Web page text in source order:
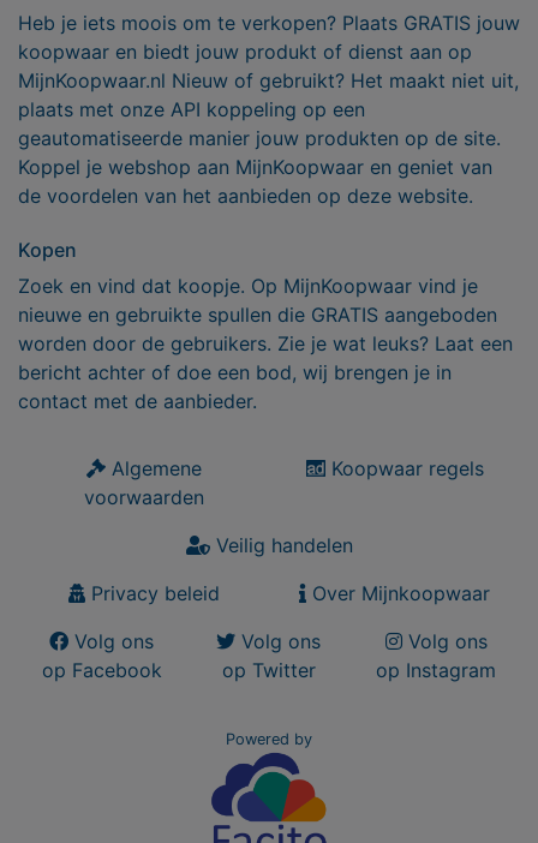
Heb je iets moois om te verkopen? Plaats GRATIS jouw
koopwaar en biedt jouw produkt of dienst aan op
MijnKoopwaar.nl Nieuw of gebruikt? Het maakt niet uit,
plaats met onze API koppeling op een
geautomatiseerde manier jouw produkten op de site.
Koppel je webshop aan MijnKoopwaar en geniet van
de voordelen van het aanbieden op deze website.
Kopen
Zoek en vind dat koopje. Op MijnKoopwaar vind je
nieuwe en gebruikte spullen die GRATIS aangeboden
worden door de gebruikers. Zie je wat leuks? Laat een
bericht achter of doe een bod, wij brengen je in
contact met de aanbieder.
Algemene
voorwaarden
Koopwaar regels
Veilig handelen
Privacy beleid
Over Mijnkoopwaar
Volg ons
op Facebook
Volg ons
op Twitter
Volg ons
op Instagram
Powered by